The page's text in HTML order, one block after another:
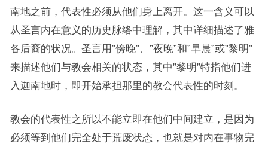
南地之前，代表性必须从他们身上离开。这一含义可以
从圣言内在意义的历史脉络中理解，其中详细描述了雅
各后裔的状况。圣言用”傍晚”、”夜晚”和”早晨”或”黎明”
来描述他们与教会相关的状态，其中”黎明”特指他们进
入迦南地时，即开始承担那里的教会代表性的时刻。
教会的代表性之所以不能立即在他们中间建立，是因为
必须等到他们完全处于荒废状态，也就是对内在事物完